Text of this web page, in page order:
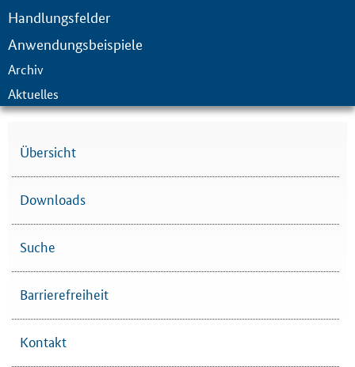
Handlungsfelder
Anwendungsbeispiele
Archiv
Aktuelles
Übersicht
Downloads
Suche
Barrierefreiheit
Kontakt